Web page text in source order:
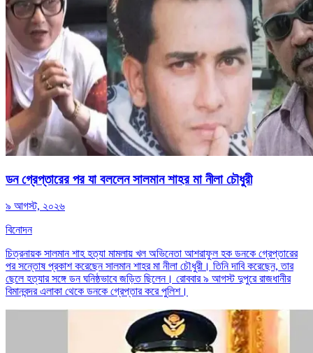
ডন গ্রেপ্তারের পর যা বললেন সালমান শাহর মা নীলা চৌধুরী
৯ আগস্ট, ২০২৬
বিনোদন
চিত্রনায়ক সালমান শাহ হত্যা মামলায় খল অভিনেতা আশরাফুল হক ডনকে গ্রেপ্তারের
পর সন্তোষ প্রকাশ করেছেন সালমান শাহর মা নীলা চৌধুরী। তিনি দাবি করেছেন, তার
ছেলে হত্যার সঙ্গে ডন ঘনিষ্ঠভাবে জড়িত ছিলেন। রোববার ৯ আগস্ট দুপুরে রাজধানীর
বিমানবন্দর এলাকা থেকে ডনকে গ্রেপ্তার করে পুলিশ।